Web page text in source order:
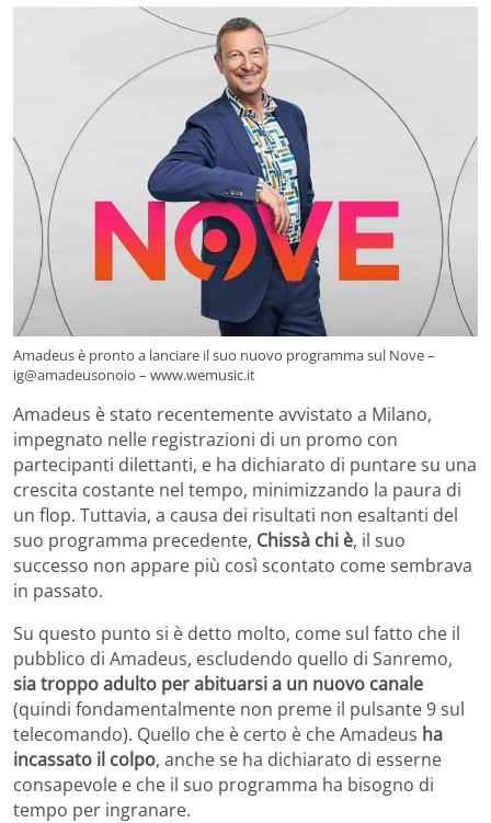
Amadeus è pronto a lanciare il suo nuovo programma sul Nove –
ig@amadeusonoio – www.wemusic.it
Amadeus è stato recentemente avvistato a Milano,
impegnato nelle registrazioni di un promo con
partecipanti dilettanti, e ha dichiarato di puntare su una
crescita costante nel tempo, minimizzando la paura di
un flop. Tuttavia, a causa dei risultati non esaltanti del
suo programma precedente, Chissà chi è, il suo
successo non appare più così scontato come sembrava
in passato.
Su questo punto si è detto molto, come sul fatto che il
pubblico di Amadeus, escludendo quello di Sanremo,
sia troppo adulto per abituarsi a un nuovo canale
(quindi fondamentalmente non preme il pulsante 9 sul
telecomando). Quello che è certo è che Amadeus ha
incassato il colpo, anche se ha dichiarato di esserne
consapevole e che il suo programma ha bisogno di
tempo per ingranare.